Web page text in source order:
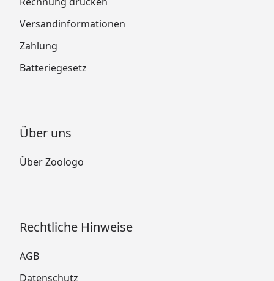
Versandinformationen
Zahlung
Batteriegesetz
Über uns
Über Zoologo
Rechtliche Hinweise
AGB
Datenschutz